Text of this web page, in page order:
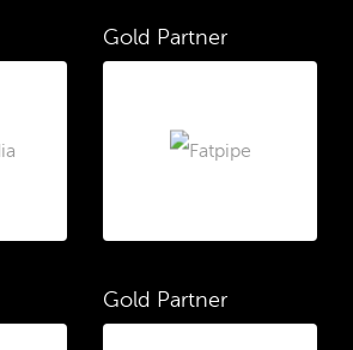
Gold Partner
Gold Partner